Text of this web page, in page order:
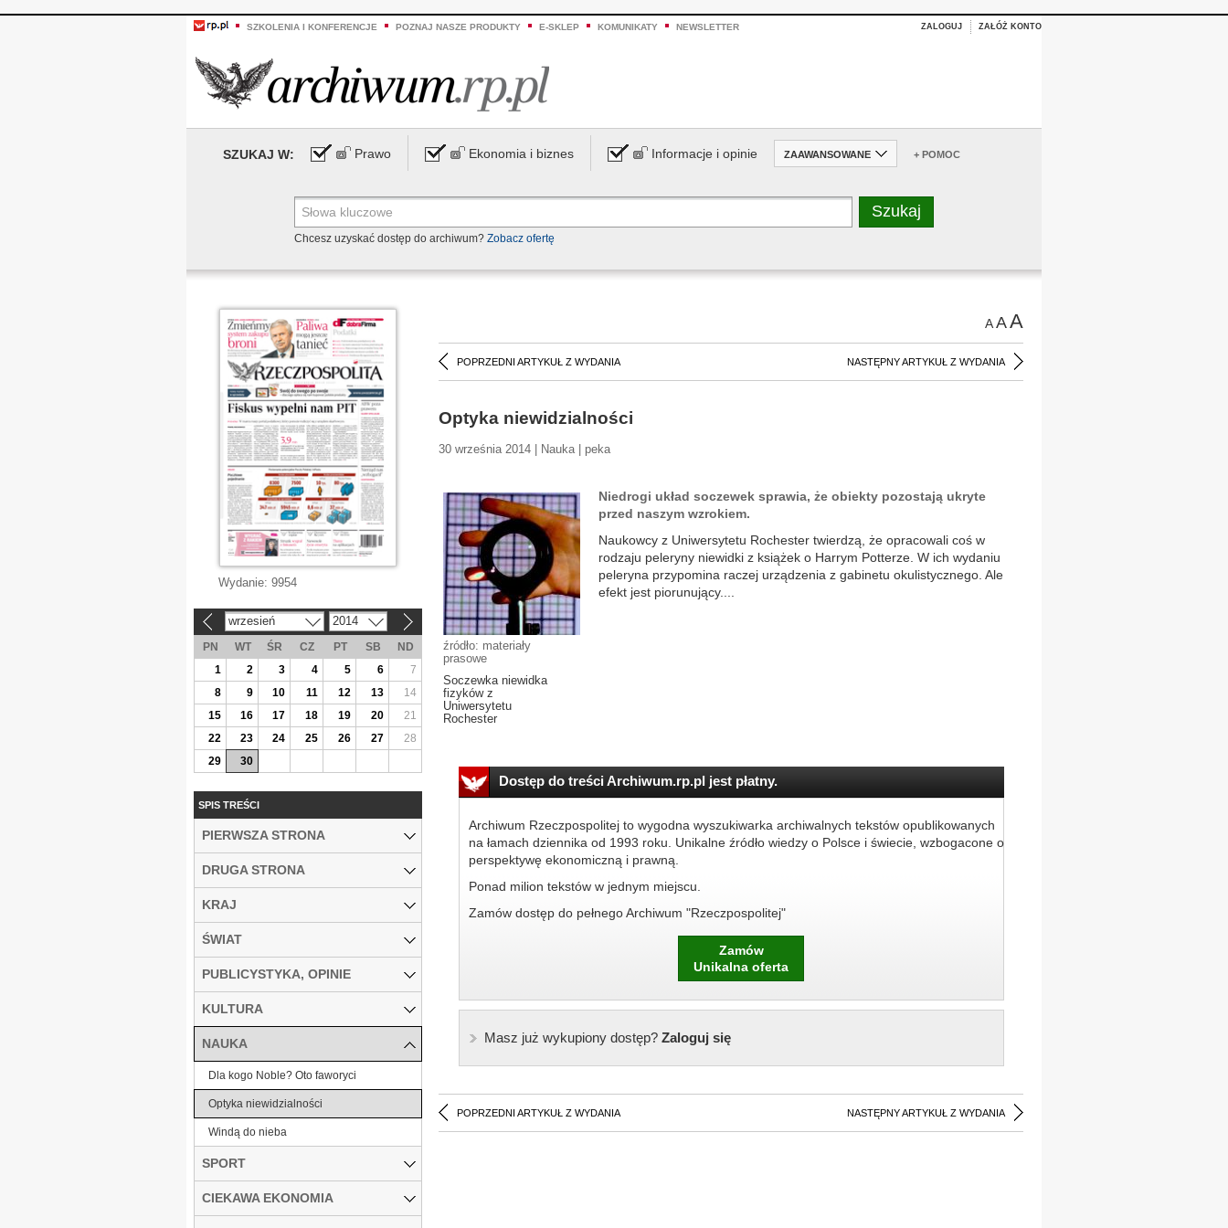
SZKOLENIA I KONFERENCJE POZNAJ NASZE PRODUKTY E-SKLEP KOMUNIKATY NEWSLETTER ZALOGUJ ZAŁÓŻ KONTO
SZUKAJ W: Prawo Ekonomia i biznes Informacje i opinie ZAAWANSOWANE + POMOC
Chcesz uzyskać dostęp do archiwum? Zobacz ofertę
AAA
POPRZEDNI ARTYKUŁ Z WYDANIA NASTĘPNY ARTYKUŁ Z WYDANIA
Optyka niewidzialności
30 września 2014 | Nauka | peka
źródło: materiały
prasowe
Soczewka niewidka
fizyków z
Uniwersytetu
Rochester
Niedrogi układ soczewek sprawia, że obiekty pozostają ukryte
przed naszym wzrokiem.
Naukowcy z Uniwersytetu Rochester twierdzą, że opracowali coś w
rodzaju peleryny niewidki z książek o Harrym Potterze. W ich wydaniu
peleryna przypomina raczej urządzenia z gabinetu okulistycznego. Ale
efekt jest piorunujący....
Dostęp do treści Archiwum.rp.pl jest płatny.
Archiwum Rzeczpospolitej to wygodna wyszukiwarka archiwalnych tekstów opublikowanych
na łamach dziennika od 1993 roku. Unikalne źródło wiedzy o Polsce i świecie, wzbogacone o
perspektywę ekonomiczną i prawną.
Ponad milion tekstów w jednym miejscu.
Zamów dostęp do pełnego Archiwum "Rzeczpospolitej"
Zamów
Unikalna oferta
Masz już wykupiony dostęp?Zaloguj się
POPRZEDNI ARTYKUŁ Z WYDANIA NASTĘPNY ARTYKUŁ Z WYDANIA
Wydanie: 9954
wrzesień 2014
PN WT ŚR CZ PT SB
ND
1
2 3 4 5 6
7
8
9 10 11 12 13
14
15
16 17 18 19 20
21
22
23 24 25 26 27
28
29
30
SPIS TREŚCI
PIERWSZA STRONA
DRUGA STRONA
KRAJ
ŚWIAT
PUBLICYSTYKA, OPINIE
KULTURA
NAUKA
Dla kogo Noble? Oto faworyci
Optyka niewidzialności
Windą do nieba
SPORT
CIEKAWA EKONOMIA